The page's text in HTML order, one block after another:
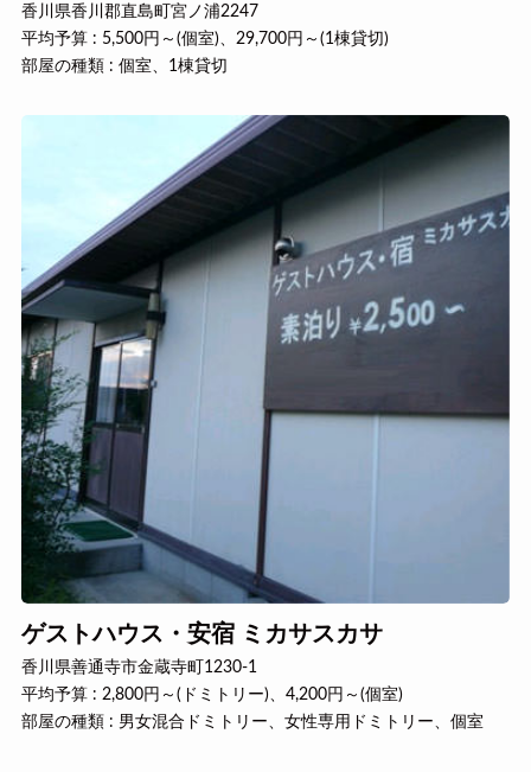
香川県香川郡直島町宮ノ浦2247
平均予算 : 5,500円～(個室)、29,700円～(1棟貸切)
部屋の種類 : 個室、1棟貸切
ゲストハウス・安宿 ミカサスカサ
香川県善通寺市金蔵寺町1230-1
平均予算 : 2,800円～(ドミトリー)、4,200円～(個室)
部屋の種類 : 男女混合ドミトリー、女性専用ドミトリー、個室